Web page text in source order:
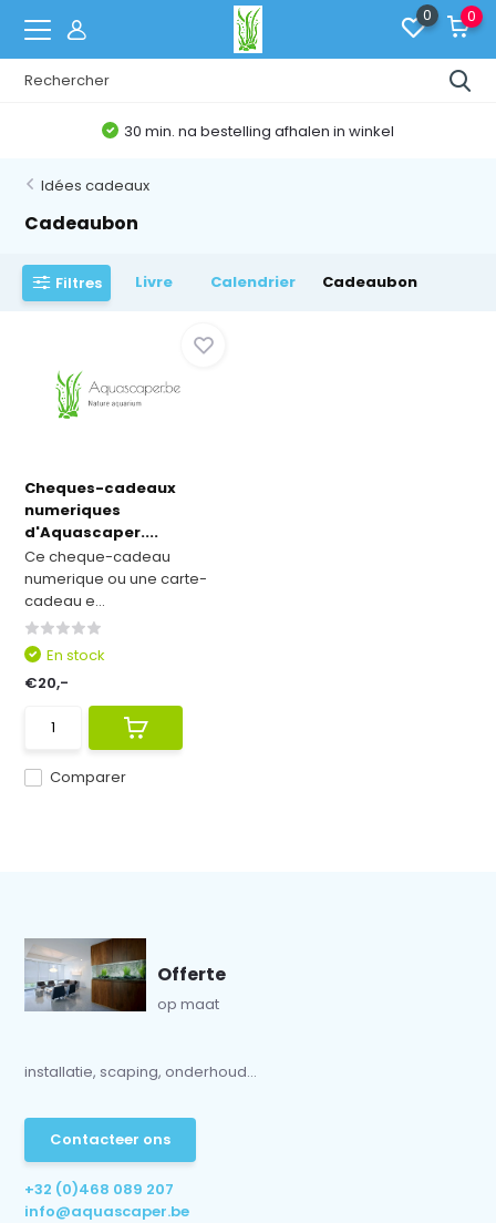
0 0
30 min. na bestelling afhalen in winkel
Idées cadeaux
Cadeaubon
Filtres Livre Calendrier Cadeaubon
Cheques-cadeaux
numeriques
d'Aquascaper....
Ce cheque-cadeau
numerique ou une carte-
cadeau e...
Comparer
En stock
€20,-
Offerte
op maat
installatie, scaping, onderhoud...
Contacteer ons
+32 (0)468 089 207
info@aquascaper.be